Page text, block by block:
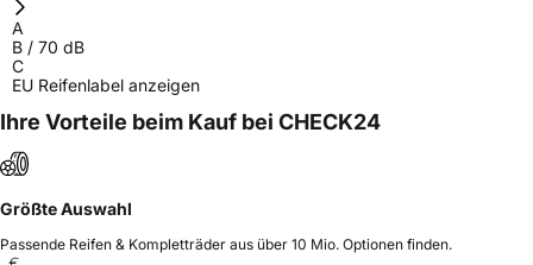
A
B / 70 dB
C
EU Reifenlabel anzeigen
Ihre Vorteile beim Kauf bei CHECK24
Größte Auswahl
Passende Reifen & Kompletträder aus über 10 Mio. Optionen finden.